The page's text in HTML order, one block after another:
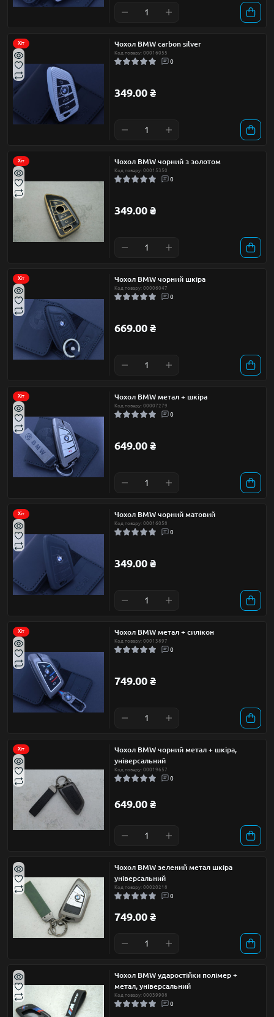
Хіт Чохол BMW carbon silver
Код товару: 00016055
0
349.00 ₴
Хіт Чохол BMW чорний з золотом
Код товару: 00015350
0
349.00 ₴
Хіт Чохол BMW чорний шкіра
Код товару: 00006047
0
669.00 ₴
Хіт Чохол BMW метал + шкіра
Код товару: 00007279
0
649.00 ₴
Хіт Чохол BMW чорний матовий
Код товару: 00016058
0
349.00 ₴
Хіт Чохол BMW метал + силікон
Код товару: 00013897
0
749.00 ₴
Хіт
Чохол BMW чорний метал + шкіра,
універсальний
Код товару: 00019657
0
649.00 ₴
Чохол BMW зелений метал шкіра
універсальний
Код товару: 00020218
0
749.00 ₴
Чохол BMW ударостійки полімер +
метал, універсальний
Код товару: 00039908
0